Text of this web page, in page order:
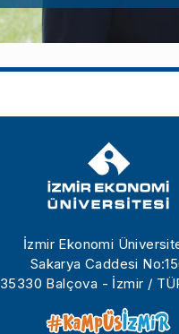
İzmir Ekonomi
Sakarya Caddesi
35330 Balçova - İzmir /